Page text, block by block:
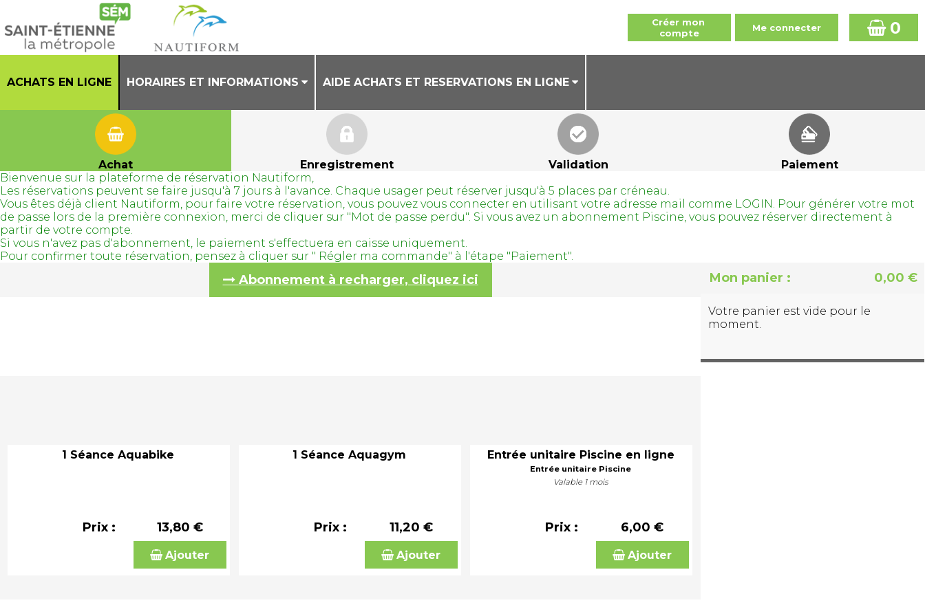
0
ACHATS EN LIGNE HORAIRES ET INFORMATIONS
PRESENTATION
HORAIRES CENTRE AQUATIQUE
REGLEMENT INTERIEUR
TENUES AUTORISEES
AIDE ACHATS ET RESERVATIONS EN LIGNE
CONDITIONS GENERALES DE VENTE
AIDE ACHAT DE BILLETS EN LIGNE
Achat Enregistrement Validation
Paiement
Bienvenue sur la plateforme de réservation Nautiform,
Les réservations peuvent se faire jusqu'à 7 jours à l'avance. Chaque usager peut réserver jusqu'à 5 places par créneau.
Vous êtes déjà client Nautiform, pour faire votre réservation, vous pouvez vous connecter en utilisant votre adresse mail comme LOGIN. Pour générer votre mot
de passe lors de la première connexion, merci de cliquer sur "Mot de passe perdu". Si vous avez un abonnement Piscine, vous pouvez réserver directement à
partir de votre compte.
Si vous n'avez pas d'abonnement, le paiement s'effectuera en caisse uniquement.
Pour confirmer toute réservation, pensez à cliquer sur " Régler ma commande" à l'étape "Paiement".
Abonnement à recharger, cliquez ici
1 Séance Aquabike
Prix : 13,80 €
Ajouter
1 Séance Aquagym
Prix : 11,20 €
Ajouter
Entrée unitaire Piscine en ligne
Entrée unitaire Piscine
Valable 1 mois
Prix : 6,00 €
Ajouter
Mon panier : 0,00 €
Votre panier est vide pour le
moment.